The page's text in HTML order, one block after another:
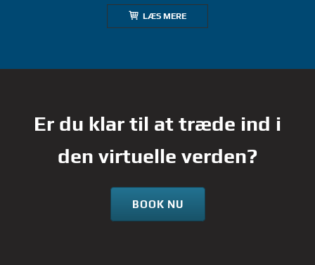
LÆS MERE
Er du klar til at træde ind i
den virtuelle verden?
BOOK NU